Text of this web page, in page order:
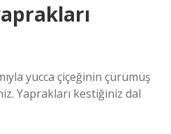
yucca çiçeğinin çürümüş
Yaprakları kestiğiniz dal